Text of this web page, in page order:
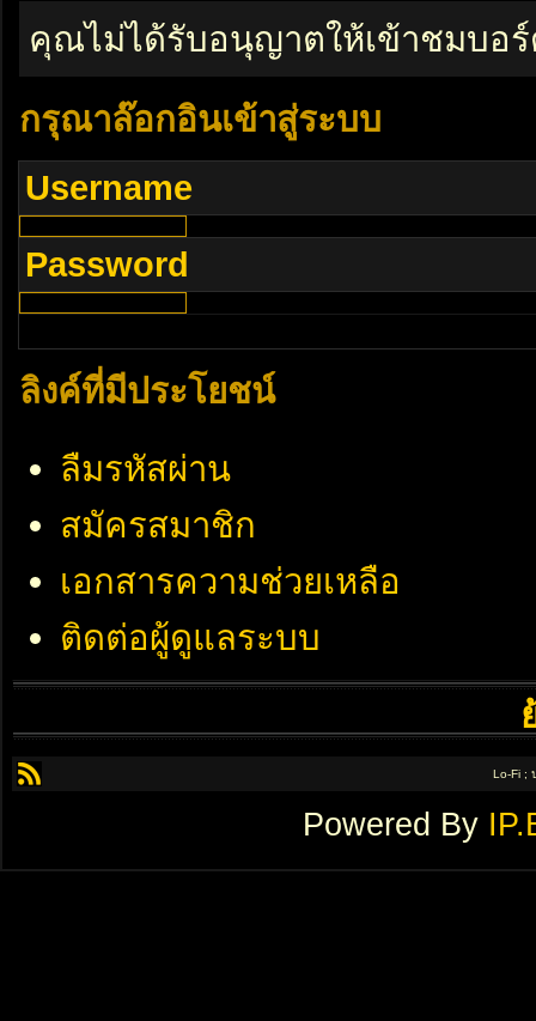
คุณไม่ได้รับอนุญาตให้เข้าชมบอ
กรุณาล๊อกอินเข้าสู่ระบบ
Username
Password
ลิงค์ที่มีประโยชน์
ลืมรหัสผ่าน
สมัครสมาชิก
เอกสารความช่วยเหลือ
ติดต่อผู้ดูแลระบบ
Lo-Fi ;
Powered By